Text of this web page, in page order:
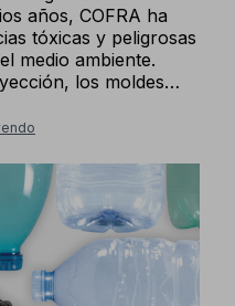
años, COFRA ha
tóxicas y peligrosas
medio ambiente.
los moldes
por métodos
adhesivo a base
superiores de
para el medio
es un sistema
totalmente
planta de